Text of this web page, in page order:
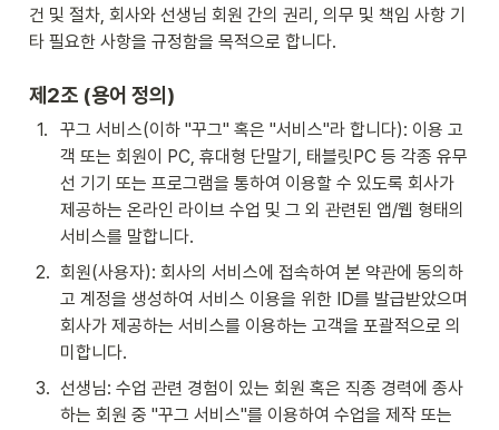
건 및 절차, 회사와 선생님 회원 간의 권리, 의무 및 책임 사항 기
타 필요한 사항을 규정함을 목적으로 합니다.
제2조 (용어 정의)
1.
꾸그 서비스(이하 "꾸그" 혹은 "서비스"라 합니다): 이용 고
객 또는 회원이 PC, 휴대형 단말기, 태블릿PC 등 각종 유무
선 기기 또는 프로그램을 통하여 이용할 수 있도록 회사가
제공하는 온라인 라이브 수업 및 그 외 관련된 앱/웹 형태의
서비스를 말합니다.
2. 회원(사용자): 회사의 서비스에 접속하여 본 약관에 동의하
고 계정을 생성하여 서비스 이용을 위한 ID를 발급받았으며
회사가 제공하는 서비스를 이용하는 고객을 포괄적으로 의
미합니다.
3. 선생님: 수업 관련 경험이 있는 회원 혹은 직종 경력에 종사
하는 회원 중 "꾸그 서비스"를 이용하여 수업을 제작 또는